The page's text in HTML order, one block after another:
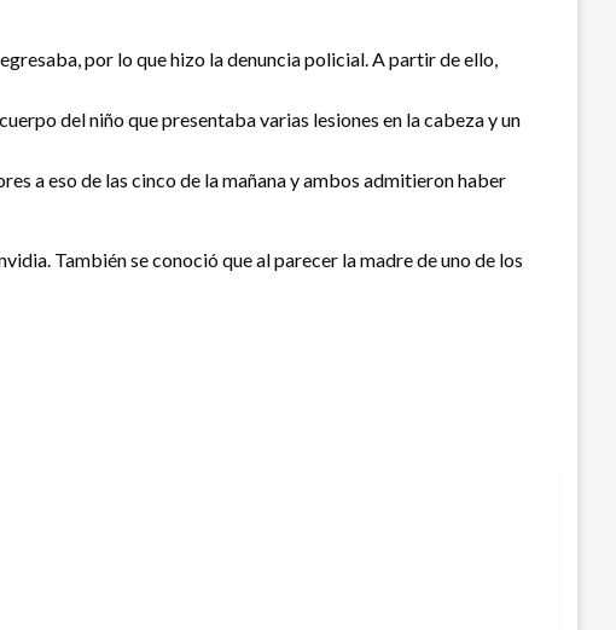
por lo que hizo la denuncia policial. A partir de ello,
del niño que presentaba varias lesiones en la cabeza y un
a eso de las cinco de la mañana y ambos admitieron haber
También se conoció que al parecer la madre de uno de los